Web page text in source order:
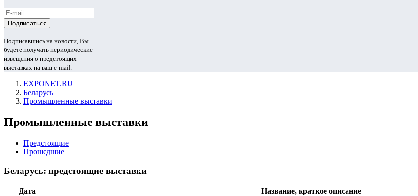
Подписавшись на новости, Вы
будете получать периодические
извещения о предстоящих
выставках на ваш e-mail.
EXPONET.RU
Беларусь
Промышленные выставки
Промышленные выставки
Предстоящие
Прошедшие
Беларусь: предстоящие выставки
Дата Название, краткое описание